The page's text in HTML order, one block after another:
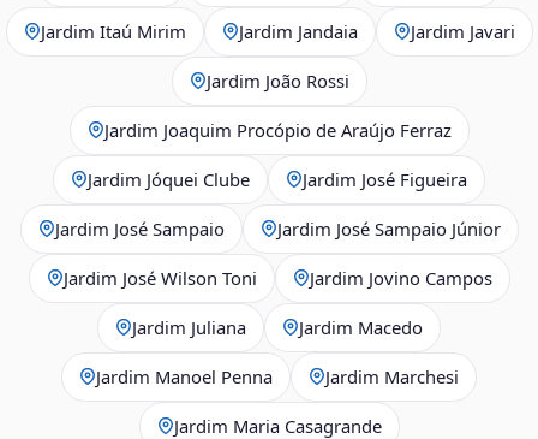
Jardim Itaú Mirim Jardim Jandaia Jardim Javari
Jardim João Rossi
Jardim Joaquim Procópio de Araújo Ferraz
Jardim Jóquei Clube Jardim José Figueira
Jardim José Sampaio Jardim José Sampaio Júnior
Jardim José Wilson Toni Jardim Jovino Campos
Jardim Juliana Jardim Macedo
Jardim Manoel Penna Jardim Marchesi
Jardim Maria Casagrande